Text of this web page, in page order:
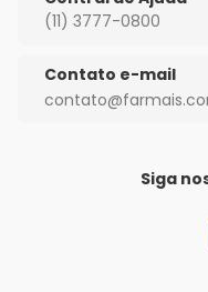
(11) 3777-0800
Contato e-mail
Siga